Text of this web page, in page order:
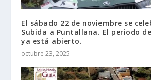
El sábado 22 de noviembre se
Subida a Puntallana. El periodo
ya está abierto.
octubre 23, 2025